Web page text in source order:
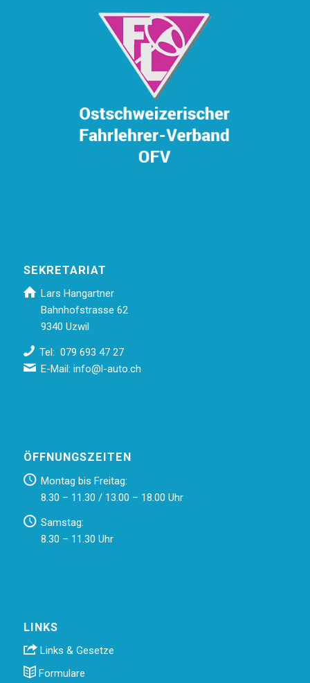
SEKRETARIAT
Lars Hangartner
Bahnhofstrasse 62
9340 Uzwil
Tel: 079 693 47 27
E-Mail:info@l-auto.ch
ÖFFNUNGSZEITEN
Montag bis Freitag:
8.30 – 11.30 / 13.00 – 18.00 Uhr
Samstag:
8.30 – 11.30 Uhr
LINKS
Links & Gesetze
Formulare